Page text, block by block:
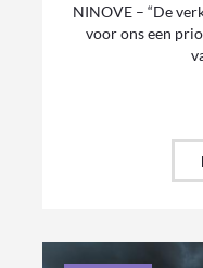
NINOVE – “De
voor ons een